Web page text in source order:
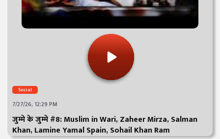
Social
7/27/26, 12:29 PM
जुम्मे के जुम्मे #8: Muslim in Wari, Zaheer Mirza, Salman
Khan, Lamine Yamal Spain, Sohail Khan Ram